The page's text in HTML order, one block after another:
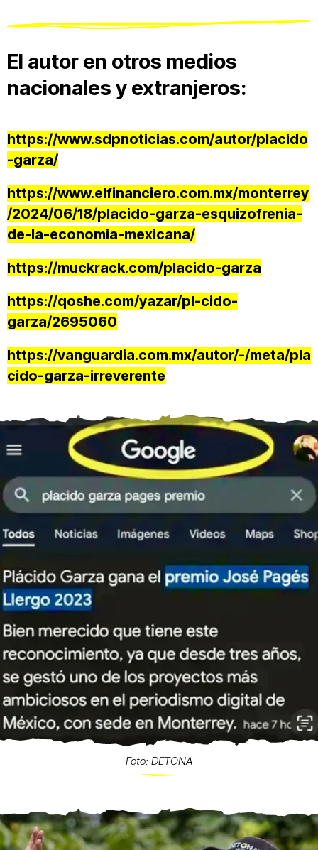
El autor en otros medios
nacionales y extranjeros:
https://www.sdpnoticias.com/autor/placido
-garza/
https://www.elfinanciero.com.mx/monterrey
/2024/06/18/placido-garza-esquizofrenia-
de-la-economia-mexicana/
https://muckrack.com/placido-garza
https://qoshe.com/yazar/pl-cido-
garza/2695060
https://vanguardia.com.mx/autor/-/meta/pla
cido-garza-irreverente
Foto: DETONA